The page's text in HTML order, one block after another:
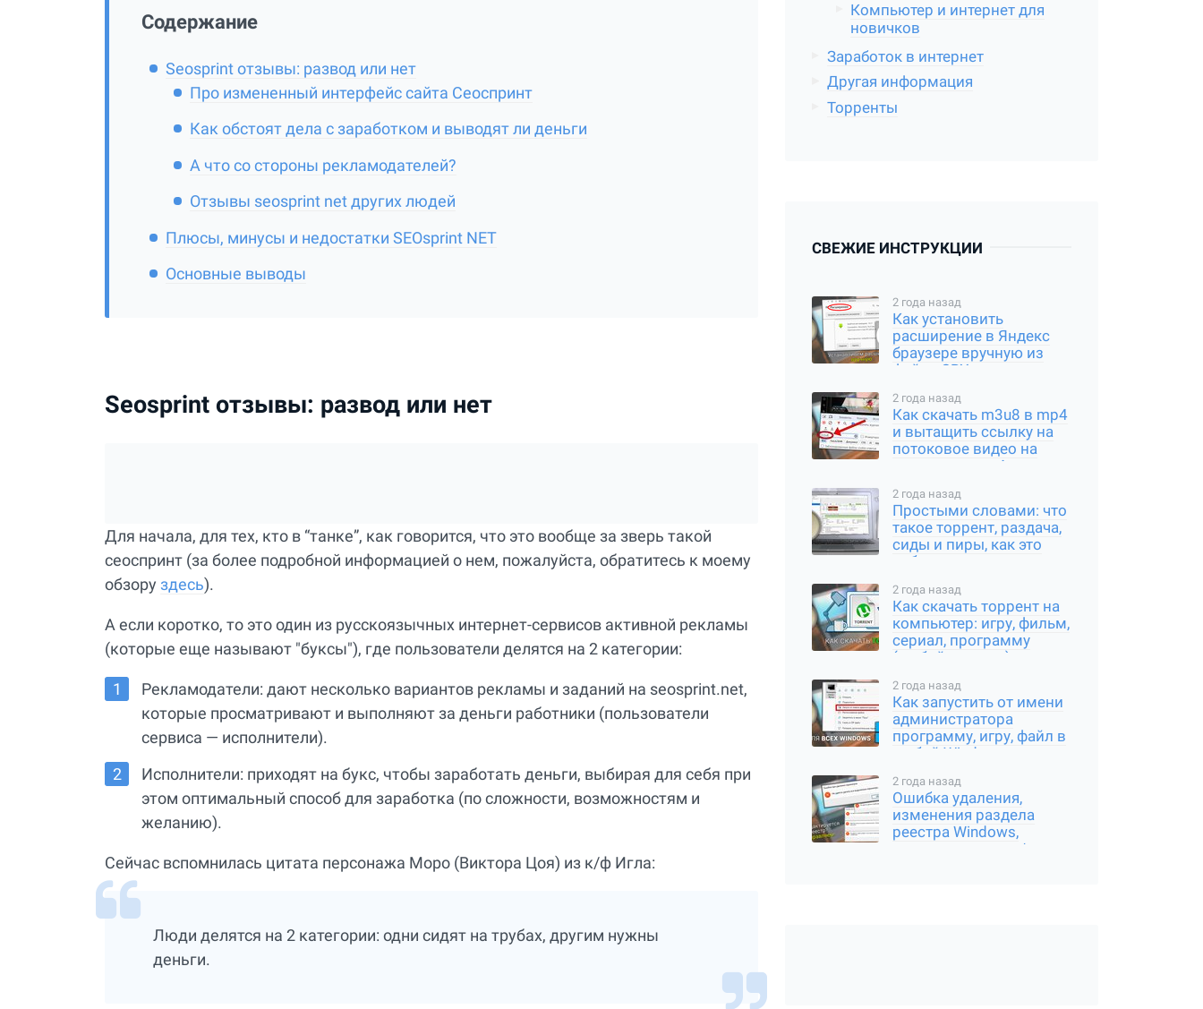
Содержание
Seosprint отзывы: развод или нет
Про измененный интерфейс сайта Сеоспринт
Как обстоят дела с заработком и выводят ли деньги
А что со стороны рекламодателей?
Отзывы seosprint net других людей
Плюсы, минусы и недостатки SEOsprint NET
Основные выводы
Seosprint отзывы: развод или нет
Для начала, для тех, кто в “танке”, как говорится, что это вообще за зверь такой
сеоспринт (за более подробной информацией о нем, пожалуйста, обратитесь к моему
обзору здесь).
А если коротко, то это один из русскоязычных интернет-сервисов активной рекламы
(которые еще называют "буксы"), где пользователи делятся на 2 категории:
Рекламодатели: дают несколько вариантов рекламы и заданий на seosprint.net,
которые просматривают и выполняют за деньги работники (пользователи
сервиса — исполнители).
Исполнители: приходят на букс, чтобы заработать деньги, выбирая для себя при
этом оптимальный способ для заработка (по сложности, возможностям и
желанию).
Сейчас вспомнилась цитата персонажа Моро (Виктора Цоя) из к/ф Игла:
Люди делятся на 2 категории: одни сидят на трубах, другим нужны
деньги.
Компьютер и интернет для
новичков
Заработок в интернет
Другая информация
Торренты
СВЕЖИЕ ИНСТРУКЦИИ
2 года назад
Как установить
расширение в Яндекс
браузере вручную из
файла CRX или
2 года назад
Как скачать m3u8 в mp4
и вытащить ссылку на
потоковое видео на
компьютере и Андроид
2 года назад
Простыми словами: что
такое торрент, раздача,
сиды и пиры, как это
работает
2 года назад
Как скачать торрент на
компьютер: игру, фильм,
сериал, программу
(любой контент)
2 года назад
Как запустить от имени
администратора
программу, игру, файл в
любой Windows
2 года назад
Ошибка удаления,
изменения раздела
реестра Windows,
переименования /